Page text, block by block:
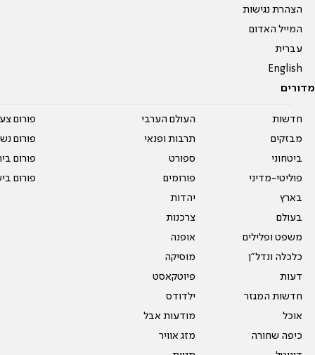
הצהרת נגישות
המייל האדום
עברית
English
מדורים
חדשות
מבזקים
ביטחוני
פוליטי-מדיני
בארץ
בעולם
משפט ופלילים
כלכלה ונדל"ן
דעות
חדשות המגזר
אוכל
כיפה שחורה
העולם הערבי
תרבות ופנאי
ספורט
פורומים
יהדות
צרכנות
אופנה
מוסיקה
פיוטקאסט
ילדודס
מודעות אבל
מזג אוויר
פורום
פורום
פורום
פורום